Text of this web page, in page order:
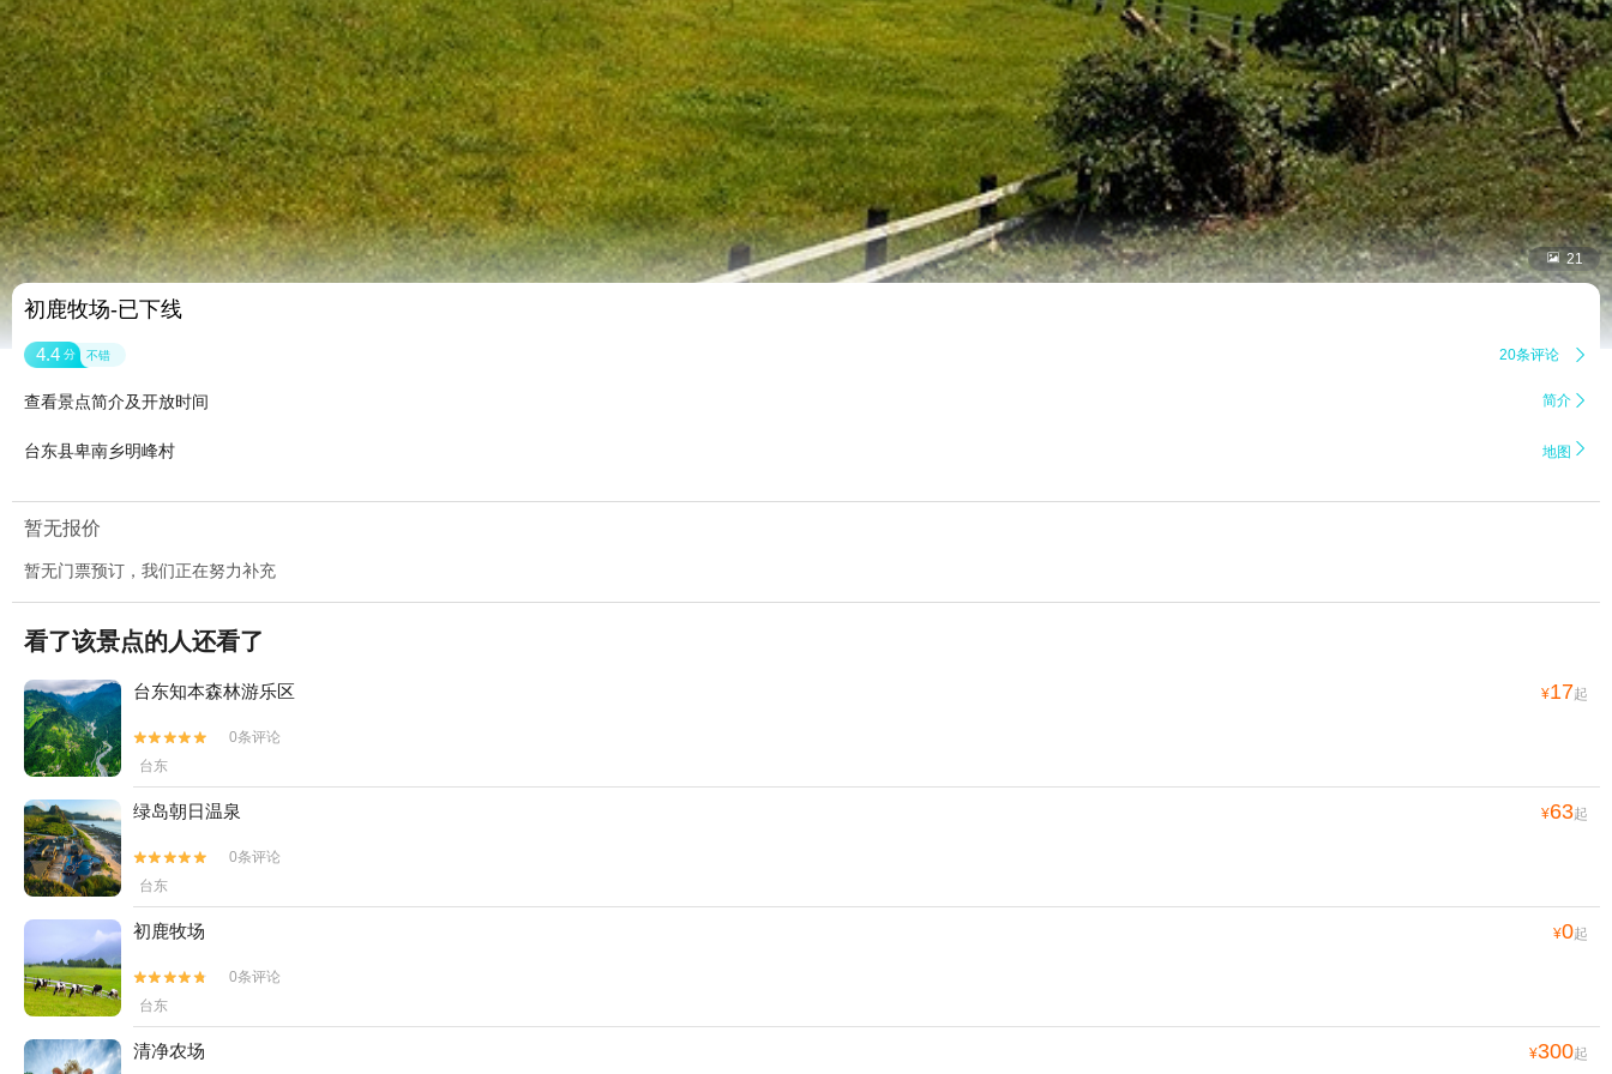
 21
初鹿牧场-已下线
4.4 分 不错 20条评论 
查看景点简介及开放时间 简介 
台东县卑南乡明峰村 地图 
暂无报价
暂无门票预订，我们正在努力补充
看了该景点的人还看了
台东知本森林游乐区 ¥17起


0条评论
台东
绿岛朝日温泉 ¥63起


0条评论
台东
初鹿牧场 ¥0起


0条评论
台东
清净农场 ¥300起